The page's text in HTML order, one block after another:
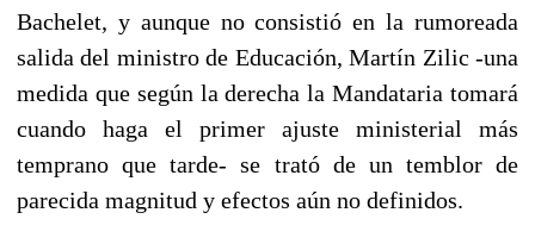
Bachelet, y aunque no consistió en la rumoreada
salida del ministro de Educación, Martín Zilic -una
medida que según la derecha la Mandataria tomará
cuando haga el primer ajuste ministerial más
temprano que tarde- se trató de un temblor de
parecida magnitud y efectos aún no definidos.